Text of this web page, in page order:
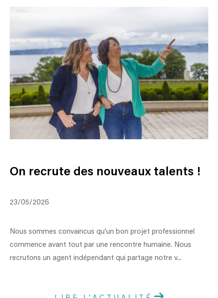
On recrute des nouveaux talents !
23/05/2026
Nous sommes convaincus qu’un bon projet professionnel
commence avant tout par une rencontre humaine. Nous
recrutons un agent indépendant qui partage notre v...